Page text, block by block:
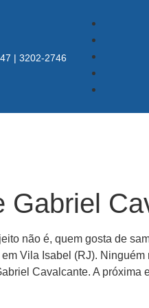
| 3202-2746
não é, quem gosta de
Vila Isabel (RJ).
Cavalcante. A próxima